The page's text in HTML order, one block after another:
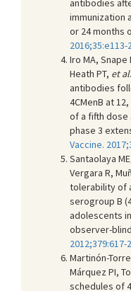
immunization
or 24 months
2016;35:e113-
Iro MA, Snape
Heath PT, et al
antibodies
4CMenB at
of a fifth dose
phase 3
Vaccine.
Santaolaya
Vergara R,
tolerability of
serogroup B
adolescents
observer-
2012;379:617-
Martinón-
Márquez PI,
schedules of